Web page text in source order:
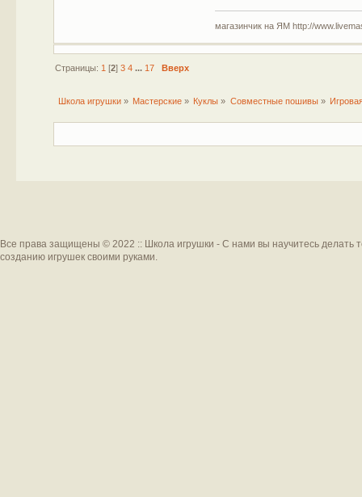
магазинчик на ЯМ http://
Страницы: 1 [2] 3 4 ... 17 Вверх
Школа игрушки» Мастерские » Куклы » Совместные пошивы»
Все права защищены © 2022 :: Школа игрушки - С нами вы научитесь делать
созданию игрушек своими руками.